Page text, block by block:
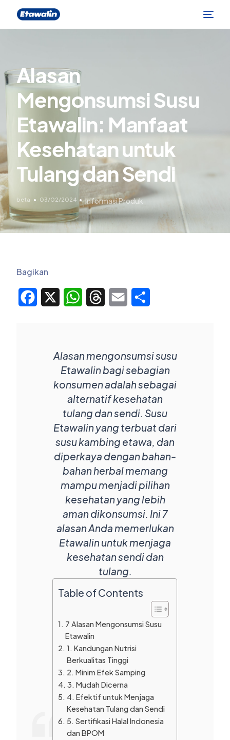
Alasan
Mengonsumsi Susu
Etawalin: Manfaat
Kesehatan untuk
Tulang dan Sendi
beta 03/02/2024 Informasi Produk
Bagikan
Facebook WhatsAppThreadsEmail
Alasan mengonsumsi susu
Etawalin bagi sebagian
konsumen adalah sebagai
alternatif kesehatan
tulang dan sendi. Susu
Etawalin yang terbuat dari
susu kambing etawa, dan
diperkaya dengan bahan-
bahan herbal memang
mampu menjadi pilihan
kesehatan yang lebih
aman dikonsumsi. Ini 7
alasan Anda memerlukan
Etawalin untuk menjaga
kesehatan sendi dan
tulang.
Table of Contents
7 Alasan Mengonsumsi Susu
Etawalin
1. Kandungan Nutrisi
Berkualitas Tinggi
2. Minim Efek Samping
3. Mudah Dicerna
4. Efektif untuk Menjaga
Kesehatan Tulang dan Sendi
5. Sertifikasi Halal Indonesia
dan BPOM